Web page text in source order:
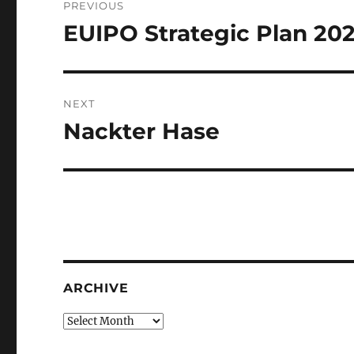
navigation
PREVIOUS
Previous
EUIPO Strategic Plan
NEXT
Next
Nackter Hase
ARCHIVE
Archive